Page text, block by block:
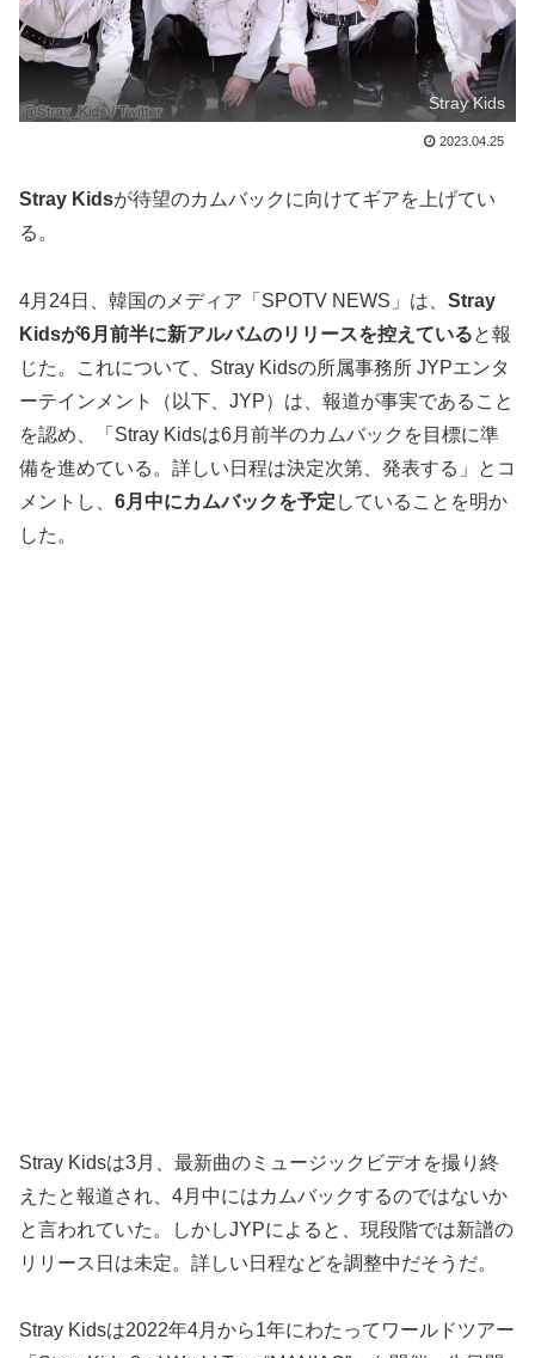
Stray Kids
2023.04.25
Stray Kidsが待望のカムバックに向けてギアを上げてい
る。
4月24日、韓国のメディア「SPOTV NEWS」は、 Stray
Kidsが6月前半に新アルバムのリリースを控えていると報
じた。これについて、Stray Kidsの所属事務所 JYPエンタ
ーテインメント（以下、JYP）は、報道が事実であること
を認め、「Stray Kidsは6月前半のカムバックを目標に準
備を進めている。詳しい日程は決定次第、発表する」とコ
メントし、 6月中にカムバックを予定 していることを明か
した。
Stray Kidsは3月、最新曲のミュージックビデオを撮り終
えたと報道され、4月中にはカムバックするのではないか
と言われていた。しかしJYPによると、現段階では新譜の
リリース日は未定。詳しい日程などを調整中だそうだ。
Stray Kidsは2022年4月から1年にわたってワールドツアー